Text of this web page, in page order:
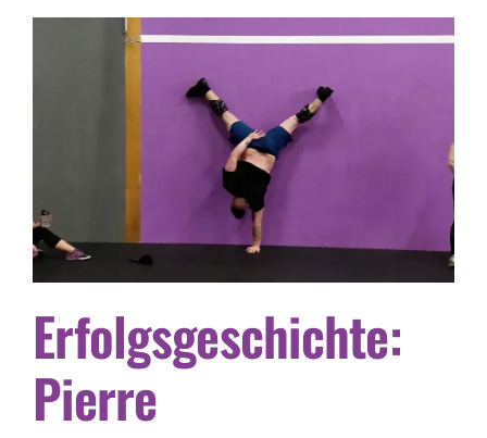
Erfolgsgeschichte:
Pierre